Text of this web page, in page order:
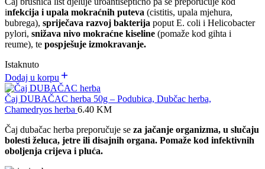
infekcija i upala mokraćnih puteva (cistitis, upala mjehura,
bubrega), spriječava razvoj bakterija poput E. coli i Helicobacter
pylori, snižava nivo mokraćne kiseline (pomaže kod gihta i
reume), te pospješuje izmokravanje.
Istaknuto
Dodaj u korpu
Čaj DUBAČAC herba 50g – Podubica, Dubčac herba,
Chamedryos herba 6.40 KM
Čaj dubačac herba preporučuje se za jačanje organizma, u slučaju
bolesti želuca, jetre ili disajnih organa. Pomaže kod infektivnih
oboljenja crijeva i pluća.